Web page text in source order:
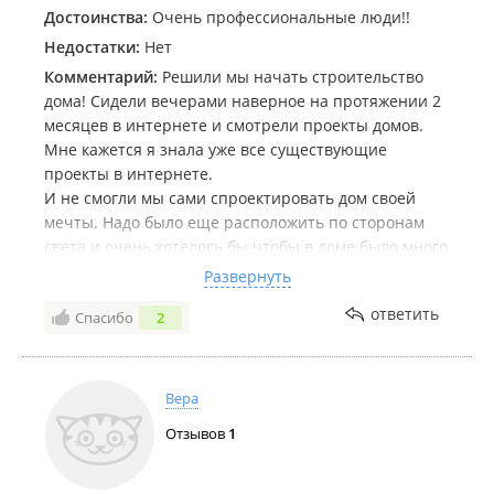
Достоинства: Очень профессиональные люди!!
Недостатки: Нет
Комментарий: Решили мы начать строительство
дома! Сидели вечерами наверное на протяжении 2
месяцев в интернете и смотрели проекты домов.
Мне кажется я знала уже все существующие
проекты в интернете.
И не смогли мы сами спроектировать дом своей
мечты. Надо было еще расположить по сторонам
света и очень хотелось бы чтобы в доме было много
Вообщем подумали и обратились в строительную
компанию «Эксклюзив» (данную компанию нашла
компании. Очень вежливые и терпеливые.
Про терпеливые напишу конкретно!!! Это такая
история🤣
У нас спросили что мы хотим, пожелания, мечты и
Развернуть
Спасибо 2 ответить
Вера
Отзывов 1